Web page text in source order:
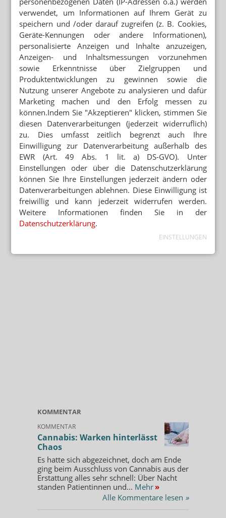
verwendet, um Informationen auf Ihrem Gerät zu
speichern und /oder darauf zugreifen (z. B. Cookies,
Geräte-Kennungen oder andere Informationen),
personalisierte Anzeigen und Inhalte anzuzeigen,
Anzeigen- und Inhaltsmessungen vorzunehmen
sowie Erkenntnisse über Zielgruppen und
Produktentwicklungen zu gewinnen sowie die
Nutzung unserer Angebote zu analysieren und dafür
Marketing machen und den Erfolg messen zu
können.Indem Sie "Akzeptieren" klicken, stimmen Sie
diesen Datenverarbeitungen (jederzeit widerruflich)
zu. Dies umfasst zeitlich begrenzt auch Ihre
Einwilligung zur Datenverarbeitung außerhalb des
EWR (Art. 49 Abs. 1 lit. a) DS-GVO). Unter
Einstellungen oder über die Datenschutzerklärung
können Sie Ihre Einstellungen jederzeit ändern oder
Datenverarbeitungen ablehnen. Diese Einwilligung ist
freiwillig und kann jederzeit widerrufen werden.
Weitere Informationen finden Sie in der
Datenschutzerklärung.
EINSTELLUNGEN
KOMMENTAR
KOMMENTAR
Cannabis: Warken hinterlässt
Chaos
Es hatte sich abgezeichnet, doch am Ende
ging beim Ausschluss von Cannabis aus der
Erstattung alles sehr schnell: Über Nacht
standen Patientinnen und... Mehr »
Alle Kommentare lesen »